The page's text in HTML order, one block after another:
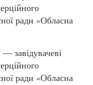
ради «Обласна
ради «Обласна